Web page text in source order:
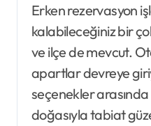
Erken rezervasyon
kalabileceğiniz bir
ve ilçe de mevcut.
apartlar devreye
seçenekler arasında
doğasıyla tabiat